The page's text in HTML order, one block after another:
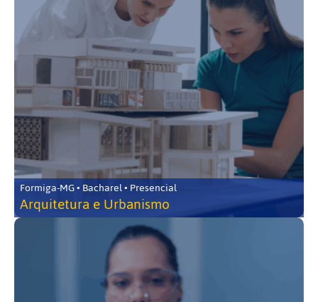
Formiga-MG • Bacharel • Presencial
Arquitetura e Urbanismo